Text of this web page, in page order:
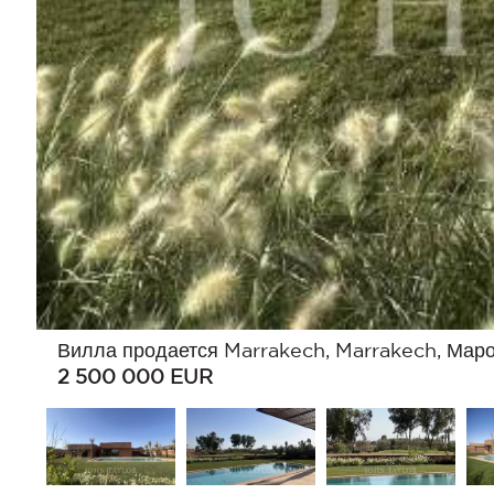
Вилла продается Marrakech, Marrakech,
2 500 000 EUR